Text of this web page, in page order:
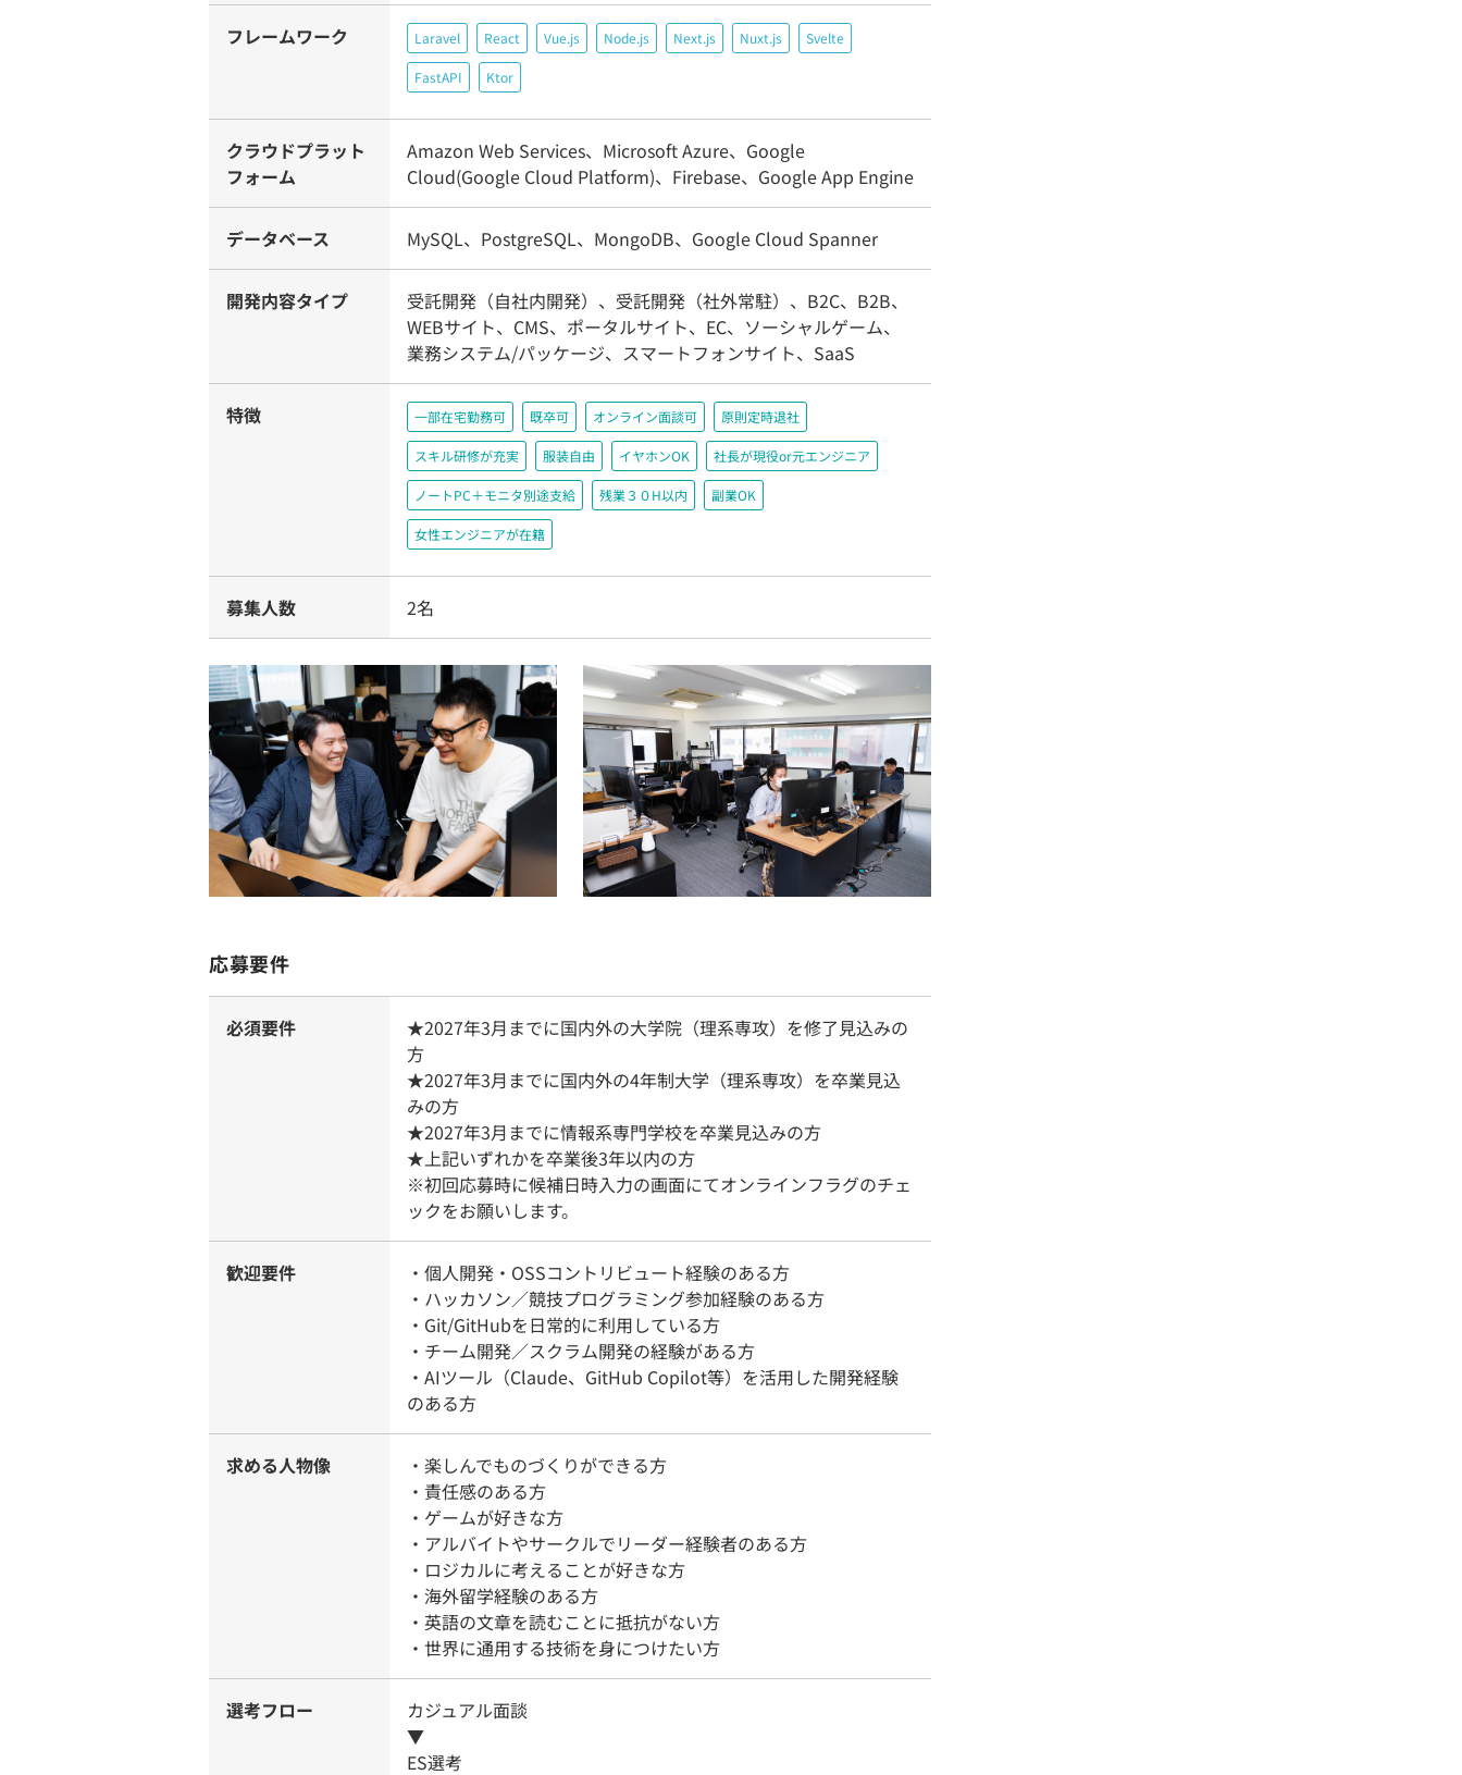
フレームワーク Laravel React Vue.js Node.js Next.js Nuxt.js Svelte
FastAPI Ktor
クラウドプラット
フォーム
Amazon Web Services、Microsoft Azure、Google
Cloud(Google Cloud Platform)、Firebase、Google App Engine
データベース MySQL、PostgreSQL、MongoDB、Google Cloud Spanner
開発内容タイプ
受託開発（自社内開発）、受託開発（社外常駐）、B2C、B2B、
WEBサイト、CMS、ポータルサイト、EC、ソーシャルゲーム、
業務システム/パッケージ、スマートフォンサイト、SaaS
特徴 一部在宅勤務可 既卒可 オンライン面談可 原則定時退社
スキル研修が充実 服装自由 イヤホンOK 社長が現役or元エンジニア
ノートPC＋モニタ別途支給 残業３０H以内 副業OK
女性エンジニアが在籍
募集人数 2名
応募要件
必須要件
★2027年3月までに国内外の大学院（理系専攻）を修了見込みの
方
★2027年3月までに国内外の4年制大学（理系専攻）を卒業見込
みの方
★2027年3月までに情報系専門学校を卒業見込みの方
★上記いずれかを卒業後3年以内の方
※初回応募時に候補日時入力の画面にてオンラインフラグのチェ
ックをお願いします。
歓迎要件
・個人開発・OSSコントリビュート経験のある方
・ハッカソン／競技プログラミング参加経験のある方
・Git/GitHubを日常的に利用している方
・チーム開発／スクラム開発の経験がある方
・AIツール（Claude、GitHub Copilot等）を活用した開発経験
のある方
求める人物像
・楽しんでものづくりができる方
・責任感のある方
・ゲームが好きな方
・アルバイトやサークルでリーダー経験者のある方
・ロジカルに考えることが好きな方
・海外留学経験のある方
・英語の文章を読むことに抵抗がない方
・世界に通用する技術を身につけたい方
選考フロー
カジュアル面談
▼
ES選考